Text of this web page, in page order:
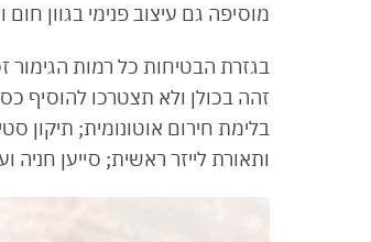
מוסיפה גם עיצוב פנימי בגוון חום ולבן
בלימת חירום אוטונומית; תיקון
ותאורת לייזר ראשית; סייען חניה